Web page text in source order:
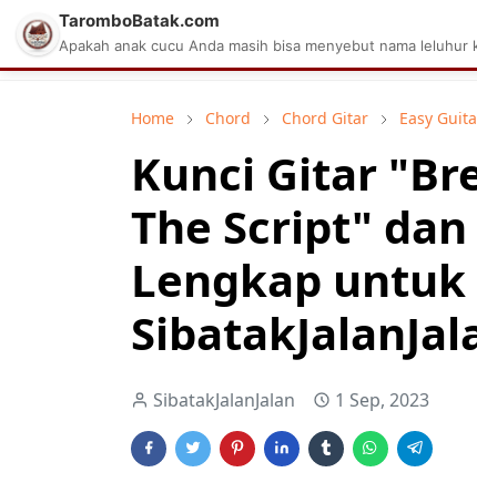
Matius Celcius Sinaga Aplikasi
Home Chord Chord Gitar Easy
Kunci Gitar
The Script"
Lengkap untuk
SibatakJalanJalan 1 Sep, 2023
TaromboBatak.com
Apakah anak cucu Anda masih bisa menyebut nama